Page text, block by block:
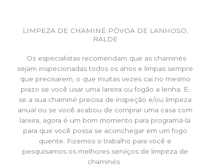
LIMPEZA DE CHAMINÉ PÓVOA DE LANHOSO,
RALDE
Os especialistas recomendam que as chaminés
sejam inspecionadas todos os anos e limpas sempre
que precisarem, o que muitas vezes cai no mesmo
prazo se você usar uma lareira ou fogão a lenha. E,
se a sua chaminé precisa de inspeção e/ou limpeza
anual ou se você acabou de comprar uma casa com
lareira, agora é um bom momento para programá-la
para que você possa se aconchegar em um fogo
quente. Fizemos o trabalho para você e
pesquisamos os melhores serviços de limpeza de
chaminés.